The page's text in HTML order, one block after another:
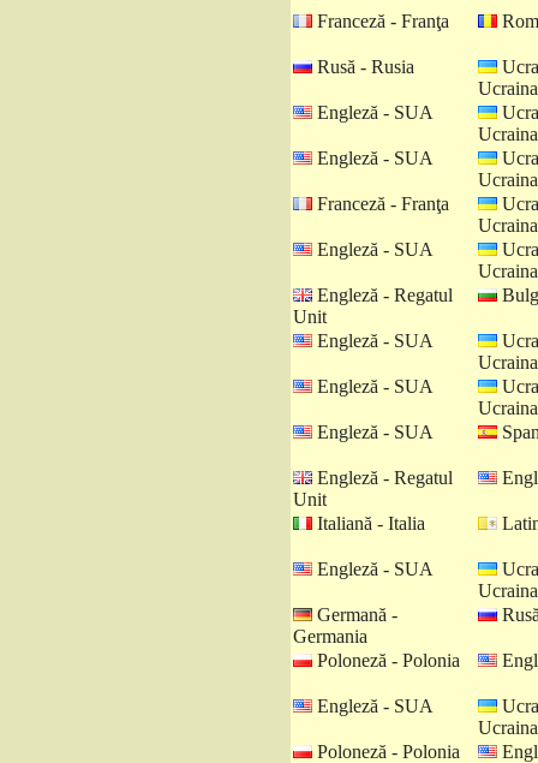
Franceză - Franţa
Rusă - Rusia
Ucraina
Engleză - SUA
Ucraina
Engleză - SUA
Ucraina
Franceză - Franţa
Ucraina
Engleză - SUA
Ucraina
Engleză - Regatul
Unit
Engleză - SUA
Ucraina
Engleză - SUA
Ucraina
Engleză - SUA
Engleză - Regatul
Unit
Italiană - Italia
Engleză - SUA
Ucraina
Germană -
Germania
Poloneză - Polonia
Engleză - SUA
Ucraina
Poloneză - Polonia